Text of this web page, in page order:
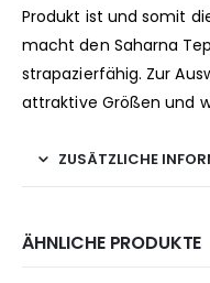
Produkt ist und somit
macht den Saharna
strapazierfähig. Zur
attraktive Größen und
ZUSÄTZLICHE
ÄHNLICHE PRODUKTE